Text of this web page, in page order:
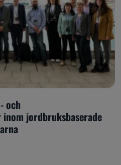
och
jordbruksbaserade